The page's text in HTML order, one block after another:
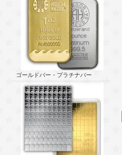
ゴールドバー・プラチナバー